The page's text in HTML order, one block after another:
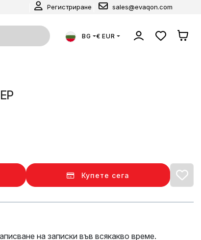
Регистриране sales@evaqon.com
€ EUR
BG
Купете сега
на записки във всякакво време.